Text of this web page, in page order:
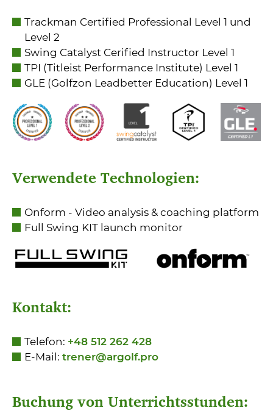
Trackman Certified Professional Level 1 und
Level 2
Swing Catalyst Cerified Instructor Level 1
TPI (Titleist Performance Institute) Level 1
GLE (Golfzon Leadbetter Education) Level 1
Verwendete Technologien:
Onform - Video analysis & coaching platform
Full Swing KIT launch monitor
Kontakt:
Telefon: +48 512 262 428
E-Mail: trener@argolf.pro
Buchung von Unterrichtsstunden: